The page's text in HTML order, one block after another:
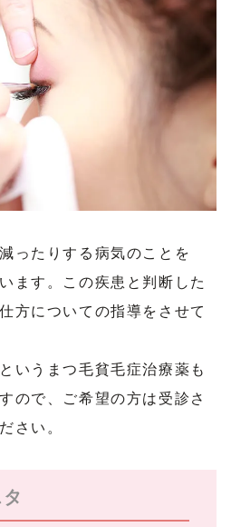
ったりする病気のことを
ます。この疾患と判断した
方についての指導をさせて
いうまつ毛貧毛症治療薬も
ので、ご希望の方は受診さ
さい。